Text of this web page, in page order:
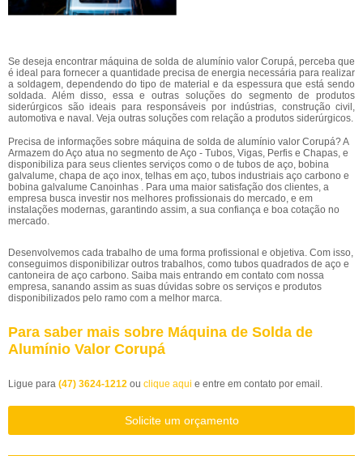
Se deseja encontrar máquina de solda de alumínio valor Corupá, perceba que
é ideal para fornecer a quantidade precisa de energia necessária para realizar
a soldagem, dependendo do tipo de material e da espessura que está sendo
soldada. Além disso, essa e outras soluções do segmento de produtos
siderúrgicos são ideais para responsáveis por indústrias, construção civil,
automotiva e naval. Veja outras soluções com relação a produtos siderúrgicos.
Precisa de informações sobre máquina de solda de alumínio valor Corupá? A
Armazem do Aço atua no segmento de Aço - Tubos, Vigas, Perfis e Chapas, e
disponibiliza para seus clientes serviços como o de tubos de aço, bobina
galvalume, chapa de aço inox, telhas em aço, tubos industriais aço carbono e
bobina galvalume Canoinhas . Para uma maior satisfação dos clientes, a
empresa busca investir nos melhores profissionais do mercado, e em
instalações modernas, garantindo assim, a sua confiança e boa cotação no
mercado.
Desenvolvemos cada trabalho de uma forma profissional e objetiva. Com isso,
conseguimos disponibilizar outros trabalhos, como tubos quadrados de aço e
cantoneira de aço carbono. Saiba mais entrando em contato com nossa
empresa, sanando assim as suas dúvidas sobre os serviços e produtos
disponibilizados pelo ramo com a melhor marca.
Para saber mais sobre Máquina de Solda de
Alumínio Valor Corupá
Ligue para (47) 3624-1212 ou clique aqui e entre em contato por email.
Solicite um orçamento